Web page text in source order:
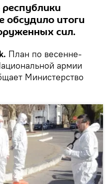
обсудило итоги
сил.
План по весенне-
армии
Министерство